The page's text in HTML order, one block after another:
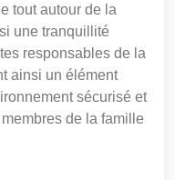
tout autour de la
une tranquillité
responsables de la
ainsi un élément
sécurisé et
de la famille